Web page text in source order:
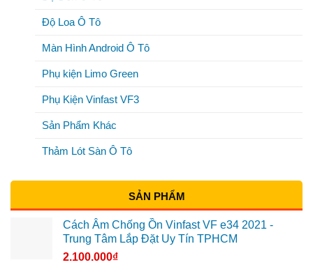
Độ Loa Ô Tô
Màn Hình Android Ô Tô
Phụ kiện Limo Green
Phụ Kiện Vinfast VF3
Sản Phẩm Khác
Thảm Lót Sàn Ô Tô
SẢN PHẨM
Cách Âm Chống Ồn Vinfast VF e34 2021 -
Trung Tâm Lắp Đặt Uy Tín TPHCM
2.100.000₫